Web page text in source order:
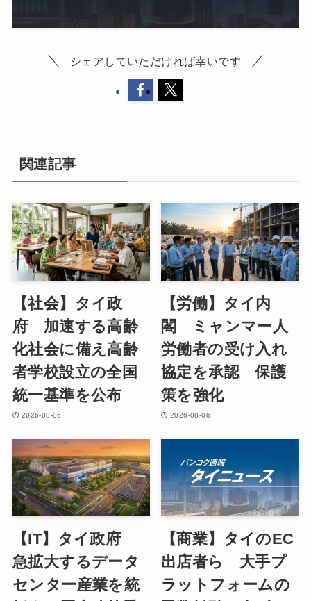
シェアしていただければ幸いです
関連記事
【社会】タイ政
府 加速する高齢
化社会に備え高齢
者学校設立の全国
統一基準を公布
2026-08-06
【労働】タイ内
閣 ミャンマー人
労働者の受け入れ
協定を承認 保護
策を強化
2026-08-06
【IT】タイ政府
急拡大するデータ
センター産業を統
【商業】タイのEC
出店者ら 大手プ
ラットフォームの